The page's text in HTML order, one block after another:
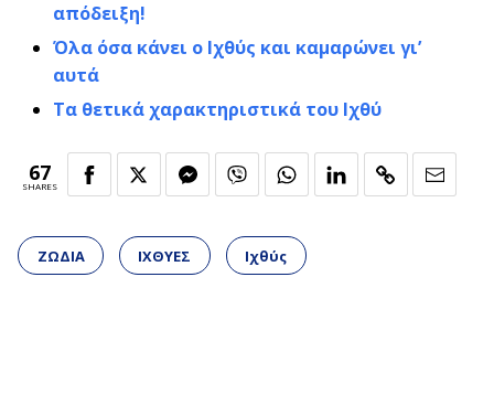
απόδειξη!
Όλα όσα κάνει ο Ιχθύς και καμαρώνει γι’
αυτά
Τα θετικά χαρακτηριστικά του Ιχθύ
67
SHARES
ΖΩΔΙΑ ΙΧΘΥΕΣ Ιχθύς